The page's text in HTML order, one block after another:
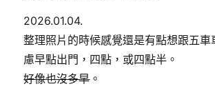
2026.01.04.
整理照片的時候感覺還是有點想跟五車
慮早點出門，四點，或四點半。
好像也沒多早。
日
期: